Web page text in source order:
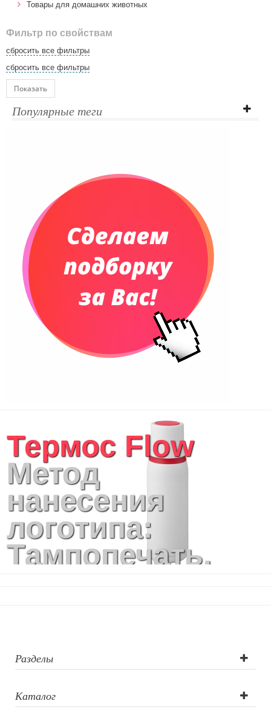
Товары для домашних животных
Фильтр по свойствам
сбросить все фильтры
сбросить все фильтры
Показать
Популярные теги
Термос Flow
Метод
нанесения
логотипа:
Тампопечать,
Разделы
Каталог